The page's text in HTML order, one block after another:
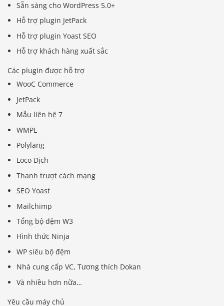
Sẵn sàng cho WordPress 5.0+
Hỗ trợ plugin JetPack
Hỗ trợ plugin Yoast SEO
Hỗ trợ khách hàng xuất sắc
Các plugin được hỗ trợ
WooC Commerce
JetPack
Mẫu liên hệ 7
WMPL
Polylang
Loco Dịch
Thanh trượt cách mạng
SEO Yoast
Mailchimp
Tổng bộ đệm W3
Hình thức Ninja
WP siêu bộ đệm
Nhà cung cấp VC, Tương thích Dokan
Và nhiều hơn nữa…
Yêu cầu máy chủ